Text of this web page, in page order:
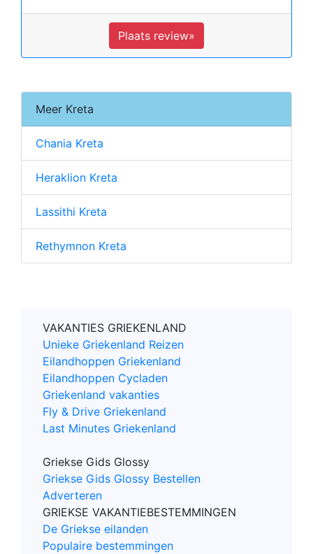
Plaats review»
Meer Kreta
Chania Kreta
Heraklion Kreta
Lassithi Kreta
Rethymnon Kreta
VAKANTIES GRIEKENLAND
Unieke Griekenland Reizen
Eilandhoppen Griekenland
Eilandhoppen Cycladen
Griekenland vakanties
Fly & Drive Griekenland
Last Minutes Griekenland
Griekse Gids Glossy
Griekse Gids Glossy Bestellen
Adverteren
GRIEKSE VAKANTIEBESTEMMINGEN
De Griekse eilanden
Populaire bestemmingen